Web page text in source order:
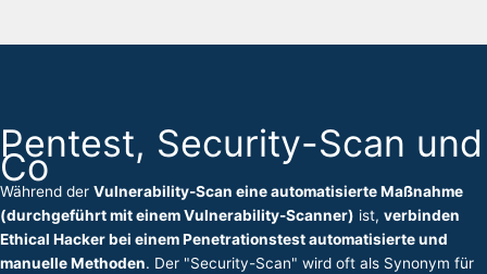
Pentest, Security-Scan und
Co
Während der Vulnerability-Scan eine automatisierte Maßnahme
(durchgeführt mit einem Vulnerability-Scanner) ist, verbinden
Ethical Hacker bei einem Penetrationstest automatisierte und
manuelle Methoden. Der "Security-Scan" wird oft als Synonym für